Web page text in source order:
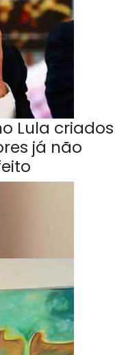
Lula criados
já não